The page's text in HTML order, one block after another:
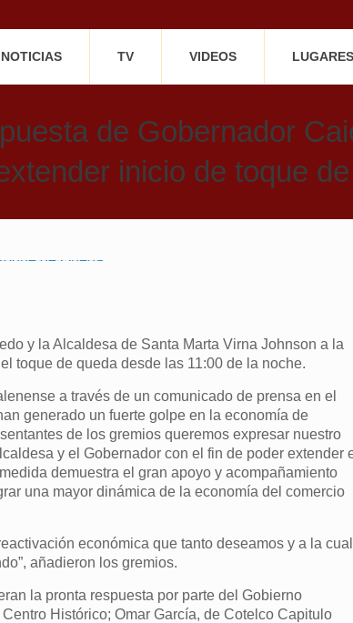
NOTICIAS TV VIDEOS LUGARES
de Gobernador
inicio de toque
y la Alcaldesa de Santa Marta Virna Johnson a la
toque de queda desde las 11:00 de la noche.
a través de un comunicado de prensa en el
generado un fuerte golpe en la economía de
de los gremios queremos expresar nuestro
y el Gobernador con el fin de poder extender
demuestra el gran apoyo y acompañamiento
una mayor dinámica de la economía del comercio
económica que tanto deseamos y a la cual
añadieron los gremios.
la pronta respuesta por parte del Gobierno
Histórico; Omar García, de Cotelco Capitulo